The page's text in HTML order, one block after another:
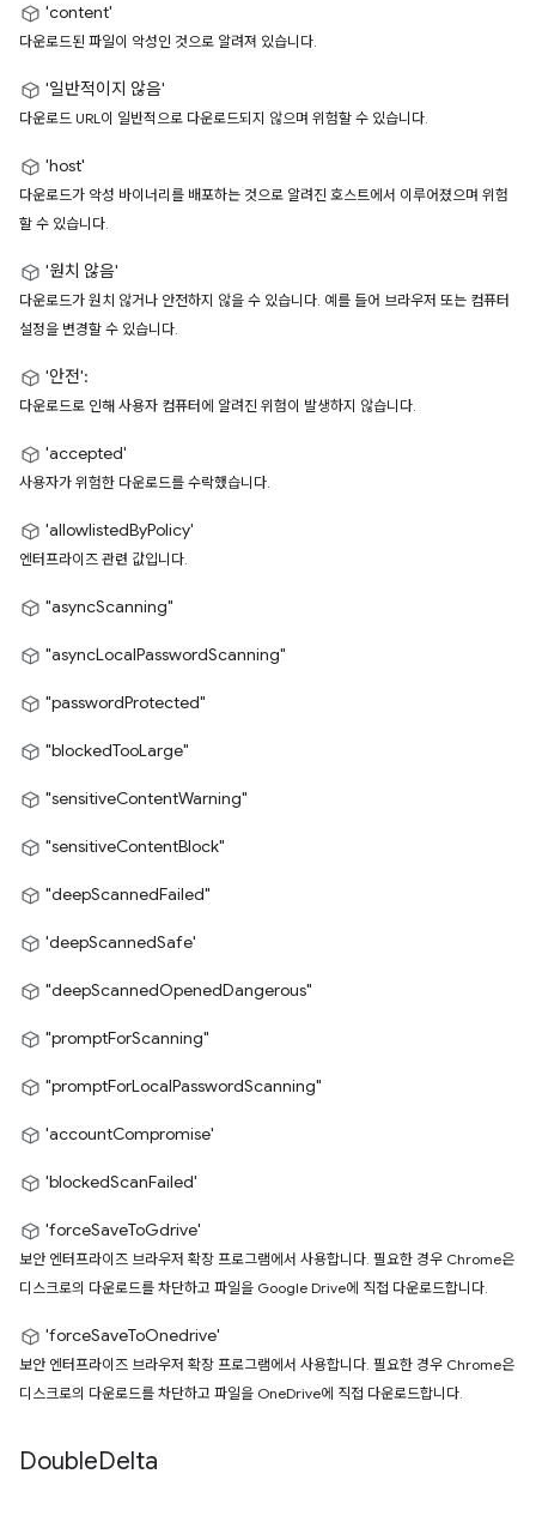
'content'
다운로드된 파일이 악성인 것으로 알려져 있습니다.
'일반적이지 않음'
다운로드 URL이 일반적으로 다운로드되지 않으며 위험할 수 있습니다.
'host'
다운로드가 악성 바이너리를 배포하는 것으로 알려진 호스트에서 이루어졌으며 위험
할 수 있습니다.
'원치 않음'
다운로드가 원치 않거나 안전하지 않을 수 있습니다. 예를 들어 브라우저 또는 컴퓨터
설정을 변경할 수 있습니다.
'안전':
다운로드로 인해 사용자 컴퓨터에 알려진 위험이 발생하지 않습니다.
'accepted'
사용자가 위험한 다운로드를 수락했습니다.
'allowlistedByPolicy'
엔터프라이즈 관련 값입니다.
"asyncScanning"
"asyncLocalPasswordScanning"
"passwordProtected"
"blockedTooLarge"
"sensitiveContentWarning"
"sensitiveContentBlock"
"deepScannedFailed"
'deepScannedSafe'
"deepScannedOpenedDangerous"
"promptForScanning"
"promptForLocalPasswordScanning"
'accountCompromise'
'blockedScanFailed'
'forceSaveToGdrive'
보안 엔터프라이즈 브라우저 확장 프로그램에서 사용합니다. 필요한 경우 Chrome은
디스크로의 다운로드를 차단하고 파일을 Google Drive에 직접 다운로드합니다.
'forceSaveToOnedrive'
보안 엔터프라이즈 브라우저 확장 프로그램에서 사용합니다. 필요한 경우 Chrome은
디스크로의 다운로드를 차단하고 파일을 OneDrive에 직접 다운로드합니다.
DoubleDelta